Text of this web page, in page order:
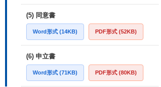
(5) 同意書
Word形式 (14KB) PDF形式 (52KB)
(6) 申立書
Word形式 (71KB) PDF形式 (80KB)